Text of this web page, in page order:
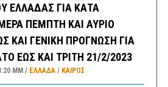
ΕΛΛΑΔΑΣ ΓΙΑ ΚΑΤΑ
ΠΕΜΠΤΗ ΚΑΙ ΑΥΡΙΟ
ΚΑΙ ΓΕΝΙΚΗ ΠΡΟΓΝΩΣΗ ΓΙΑ
ΕΩΣ ΚΑΙ ΤΡΙΤΗ 21/2/2023
ΜΜ ΕΛΛΑΔA/ ΚΑΙΡΌΣ